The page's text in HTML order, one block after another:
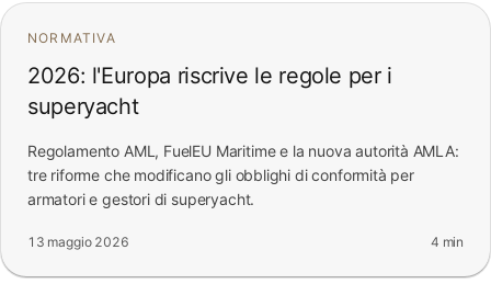
NORMATIVA
2026: l'Europa riscrive le regole per i
superyacht
Regolamento AML, FuelEU Maritime e la nuova autorità AMLA:
tre riforme che modificano gli obblighi di conformità per
armatori e gestori di superyacht.
13 maggio 2026 4 min